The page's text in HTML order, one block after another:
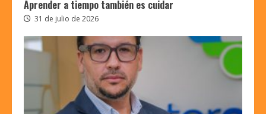
2
muere ningún niño por sarampión
hace 30 años. Ese cero es obra de la
vacuna”
Subeditora
Danilo Candia, AMD: “Chile suele ser
Aprender a tiempo también es cuidar
31 de julio de 2026